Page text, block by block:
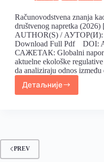
Računovodstvena znanja
društvenog napretka
AUTHOR(S) / АУТОР(И):
Download Full Pdf DOI:
САЖЕТАК: Globalni napori
aktuelne ekološke
da analiziraju odnos
Детаљније
PREV